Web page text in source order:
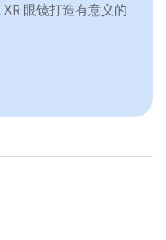
眼镜打造有意义的